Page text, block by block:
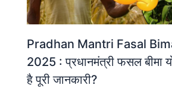
Pradhan Mantri Fasal
2025 : प्रधानमंत्री फसल बीमा
है पूरी जानकारी?